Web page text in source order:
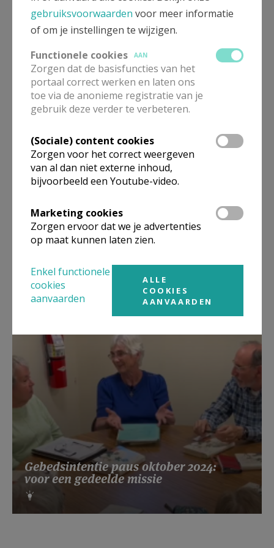
Beroepsvereniging Zorgpastores
Lanceringsavond boek Zeven
kruiswoorden
Gebedsintentie paus oktober 2024:
voor een gedeelde missie
gebruiksvoorwaarden voor meer informatie
of om je instellingen te wijzigen.
Functionele cookies
AAN
Zorgen dat de basisfuncties van het
portaal correct werken en laten ons
toe via de anonieme registratie van je
gebruik deze verder te verbeteren.
(Sociale) content cookies
Zorgen voor het correct weergeven
van al dan niet externe inhoud,
bijvoorbeeld een Youtube-video.
Marketing cookies
Zorgen ervoor dat we je advertenties
op maat kunnen laten zien.
Enkel functionele
cookies
aanvaarden
ALLE
COOKIES
AANVAARDEN